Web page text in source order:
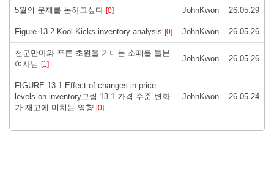
5월의 문제를 논하고싶다 [0] JohnKwon 26.05.29
Figure 13-2 Kool Kicks inventory analysis [0] JohnKwon 26.05.26
천군만마와 푸른 초원을 거니는 소떼를 돌본
여사님 [1]
JohnKwon 26.05.26
FIGURE 13-1 Effect of changes in price
levels on inventory그림 13-1 가격 수준 변화
가 재고에 미치는 영향 [0]
JohnKwon 26.05.24